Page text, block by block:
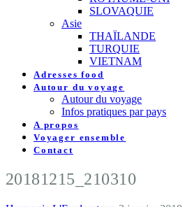
SLOVAQUIE
Asie
THAÏLANDE
TURQUIE
VIETNAM
Adresses food
Autour du voyage
Autour du voyage
Infos pratiques par pays
A propos
Voyager ensemble
Contact
20181215_210310